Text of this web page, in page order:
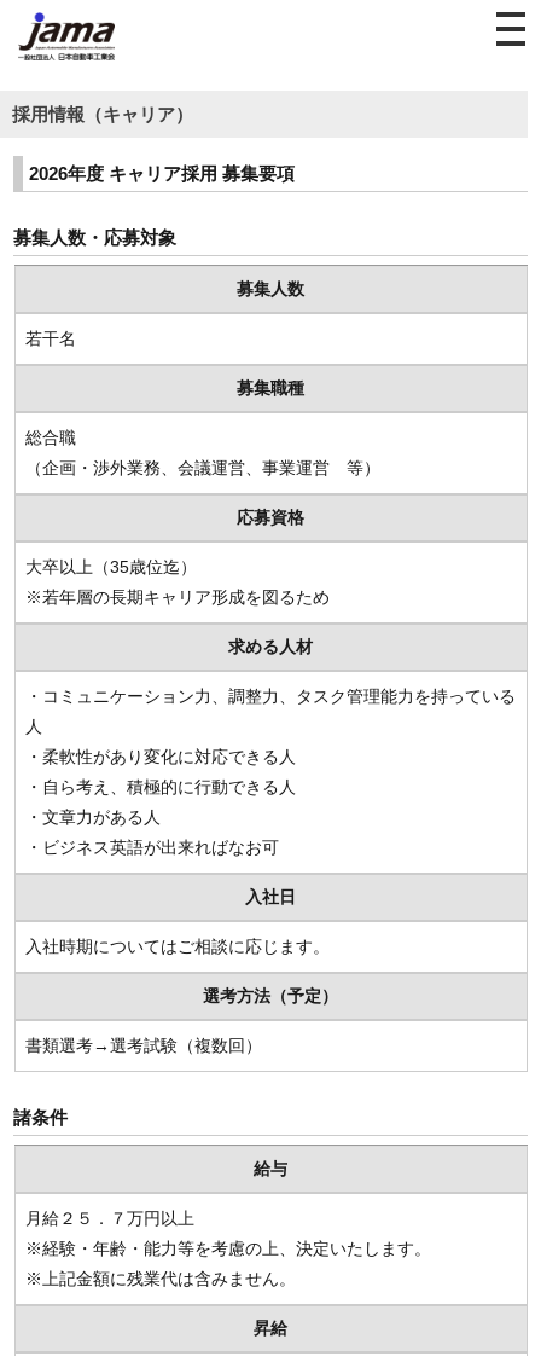
採用情報（キャリア）
2026年度 キャリア採用 募集要項
募集人数・応募対象
募集人数
若干名
募集職種
総合職
（企画・渉外業務、会議運営、事業運営 等）
応募資格
大卒以上（35歳位迄）
※若年層の長期キャリア形成を図るため
求める人材
・コミュニケーション力、調整力、タスク管理能力を持っている
人
・柔軟性があり変化に対応できる人
・自ら考え、積極的に行動できる人
・文章力がある人
・ビジネス英語が出来ればなお可
入社日
入社時期についてはご相談に応じます。
選考方法（予定）
書類選考→選考試験（複数回）
諸条件
給与
月給２５．７万円以上
※経験・年齢・能力等を考慮の上、決定いたします。
※上記金額に残業代は含みません。
昇給